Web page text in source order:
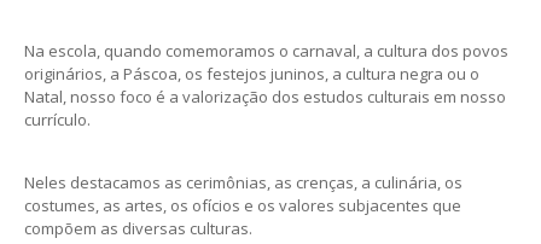
Na escola, quando comemoramos o carnaval, a cultura dos povos
originários, a Páscoa, os festejos juninos, a cultura negra ou o
Natal, nosso foco é a valorização dos estudos culturais em nosso
currículo.
Neles destacamos as cerimônias, as crenças, a culinária, os
costumes, as artes, os ofícios e os valores subjacentes que
compõem as diversas culturas.